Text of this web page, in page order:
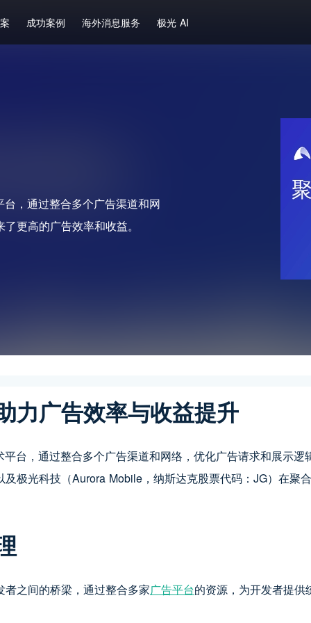
成功案例 海外消息服务 极光 AI
，通过整合多个广告渠道和网
更高的广告效率和收益。
力广告效率与收益提升
台，通过整合多个广告渠道和网络，优化广告请求和展示
极光科技（Aurora Mobile，纳斯达克股票代码：JG）在聚
之间的桥梁，通过整合多家广告平台的资源，为开发者提